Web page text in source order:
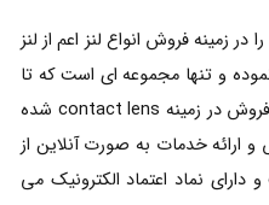
از سال 1392 کار خود را در زمینه فروش انواع لنز اعم از لنز
و تنها مجموعه ای است که تا
کنون موفق به دریافت مجوز رسمی فروش در زمینه contact lens شده
به فروش و ارائه خدمات به صورت آنلاین از
نماد اعتماد الکترونیک می